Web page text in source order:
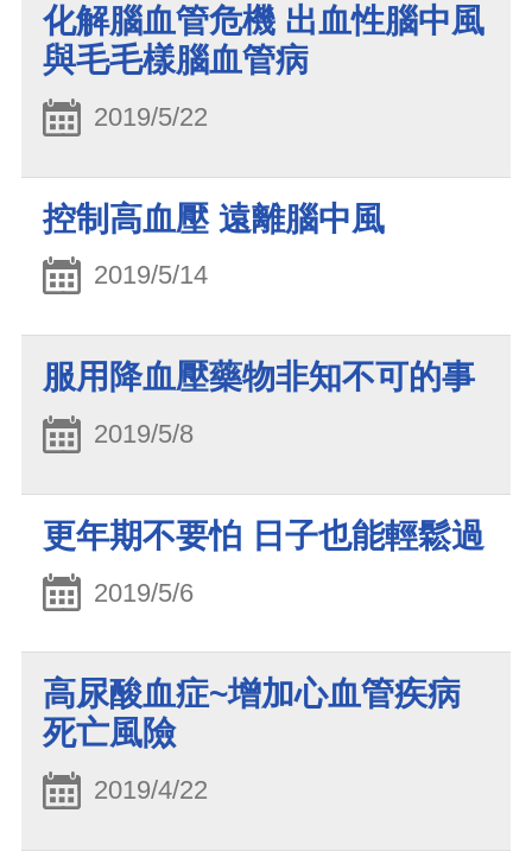
化解腦血管危機 出血性腦中風
與毛毛樣腦血管病
2019/5/22
控制高血壓 遠離腦中風
2019/5/14
服用降血壓藥物非知不可的事
2019/5/8
更年期不要怕 日子也能輕鬆過
2019/5/6
高尿酸血症~增加心血管疾病
死亡風險
2019/4/22